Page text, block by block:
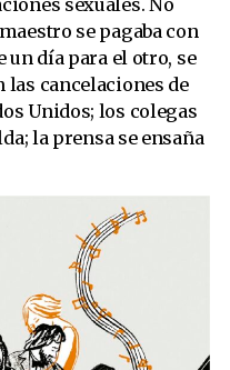
sexuales. No
se pagaba con
un día para el otro, se
las cancelaciones de
Unidos; los colegas
la prensa se ensaña